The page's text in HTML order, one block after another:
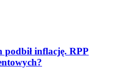
podbił inflację. RPP